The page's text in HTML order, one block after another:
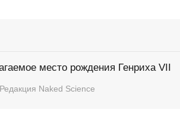
место рождения Генриха VII
Редакция Naked Science